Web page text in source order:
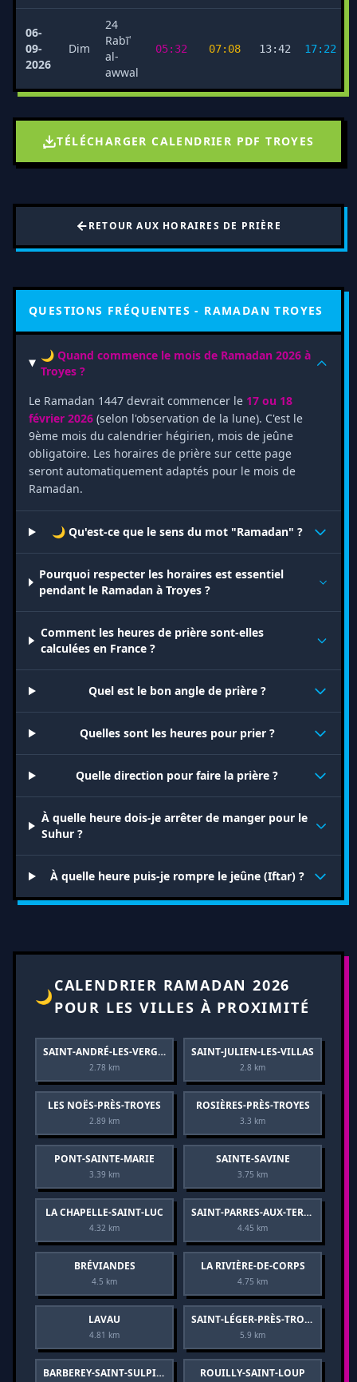
06-
09-
2026
Dim
24
Rabīʿ
al-
awwal
05:32 07:08 13:42 17:22
TÉLÉCHARGER CALENDRIER PDF TROYES
RETOUR AUX HORAIRES DE PRIÈRE
QUESTIONS FRÉQUENTES - RAMADAN TROYES
🌙 Quand commence le mois de Ramadan 2026 à
Troyes ?
Le Ramadan 1447 devrait commencer le 17 ou 18
février 2026 (selon l'observation de la lune). C'est le
9ème mois du calendrier hégirien, mois de jeûne
obligatoire. Les horaires de prière sur cette page
seront automatiquement adaptés pour le mois de
Ramadan.
🌙 Qu'est-ce que le sens du mot "Ramadan" ?
Pourquoi respecter les horaires est essentiel
pendant le Ramadan à Troyes ?
Comment les heures de prière sont-elles
calculées en France ?
Quel est le bon angle de prière ?
Quelles sont les heures pour prier ?
Quelle direction pour faire la prière ?
À quelle heure dois-je arrêter de manger pour le
Suhur ?
À quelle heure puis-je rompre le jeûne (Iftar) ?
🌙
CALENDRIER RAMADAN 2026
POUR LES VILLES À PROXIMITÉ
SAINT-ANDRÉ-LES-VERGERS
2.78 km
SAINT-JULIEN-LES-VILLAS
2.8 km
LES NOËS-PRÈS-TROYES
2.89 km
ROSIÈRES-PRÈS-TROYES
3.3 km
PONT-SAINTE-MARIE
3.39 km
SAINTE-SAVINE
3.75 km
LA CHAPELLE-SAINT-LUC
4.32 km
SAINT-PARRES-AUX-TERTRES
4.45 km
BRÉVIANDES
4.5 km
LA RIVIÈRE-DE-CORPS
4.75 km
LAVAU
4.81 km
SAINT-LÉGER-PRÈS-TROYES
5.9 km
BARBEREY-SAINT-SULPICE ROUILLY-SAINT-LOUP